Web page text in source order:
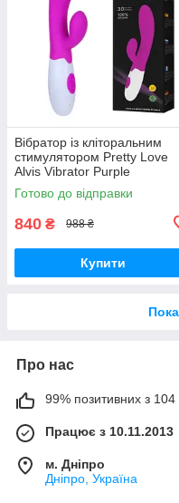
Вібратор із кліторальним
стимулятором Pretty Love
Alvis Vibrator Purple
Готово до відправки
840 ₴ 988 ₴
Купити
Про нас
99% позитивних з 104
Працює з 10.11.2013
м. Дніпро
Дніпро, Україна